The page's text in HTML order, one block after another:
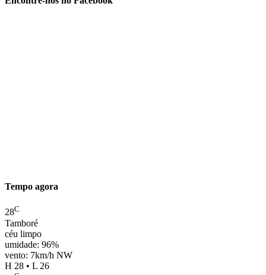
Tempo agora
28C
Tamboré
céu limpo
umidade: 96%
vento: 7km/h NW
H 28 • L 26